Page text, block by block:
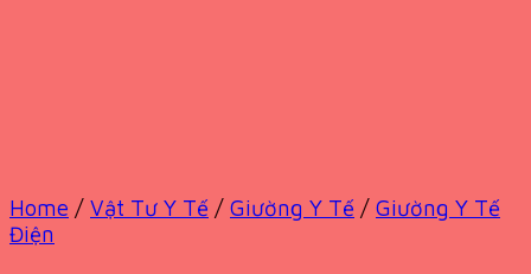
Home / Vật Tư Y Tế / Giường Y Tế / Giường Y Tế
Điện